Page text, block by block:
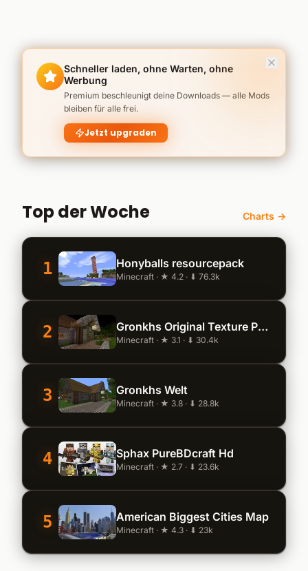
Schneller laden, ohne Warten, ohne
Werbung
Premium beschleunigt deine Downloads — alle Mods
bleiben für alle frei.
Jetzt upgraden
Top der Woche Charts →
1 Honyballs resourcepack
Minecraft · ★ 4.2 · ⬇ 76.3k
2 Gronkhs Original Texture Pack
Minecraft · ★ 3.1 · ⬇ 30.4k
3 Gronkhs Welt
Minecraft · ★ 3.8 · ⬇ 28.8k
4 Sphax PureBDcraft Hd
Minecraft · ★ 2.7 · ⬇ 23.6k
5 American Biggest Cities Map
Minecraft · ★ 4.3 · ⬇ 23k